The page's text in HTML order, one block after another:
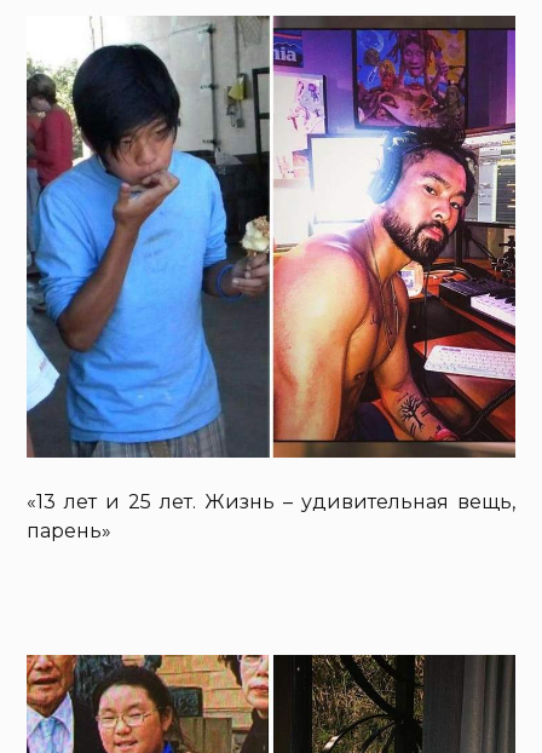
«13 лет и 25 лет. Жизнь – удивительная вещь,
парень»